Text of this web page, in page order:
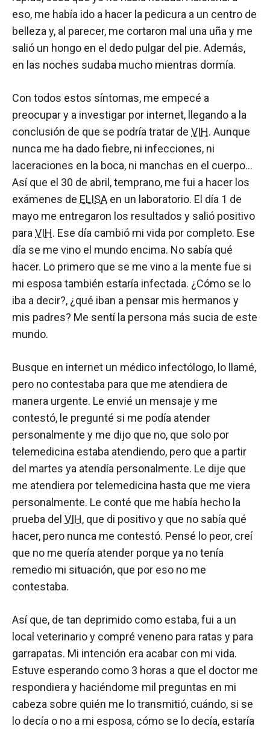
eso, me había ido a hacer la pedicura a un centro de
belleza y, al parecer, me cortaron mal una uña y me
salió un hongo en el dedo pulgar del pie. Además,
en las noches sudaba mucho mientras dormía.
Con todos estos síntomas, me empecé a
preocupar y a investigar por internet, llegando a la
conclusión de que se podría tratar de VIH. Aunque
nunca me ha dado fiebre, ni infecciones, ni
laceraciones en la boca, ni manchas en el cuerpo…
Así que el 30 de abril, temprano, me fui a hacer los
exámenes de ELISA en un laboratorio. El día 1 de
mayo me entregaron los resultados y salió positivo
para VIH. Ese día cambió mi vida por completo. Ese
día se me vino el mundo encima. No sabía qué
hacer. Lo primero que se me vino a la mente fue si
mi esposa también estaría infectada. ¿Cómo se lo
iba a decir?, ¿qué iban a pensar mis hermanos y
mis padres? Me sentí la persona más sucia de este
mundo.
Busque en internet un médico infectólogo, lo llamé,
pero no contestaba para que me atendiera de
manera urgente. Le envié un mensaje y me
contestó, le pregunté si me podía atender
personalmente y me dijo que no, que solo por
telemedicina estaba atendiendo, pero que a partir
del martes ya atendía personalmente. Le dije que
me atendiera por telemedicina hasta que me viera
personalmente. Le conté que me había hecho la
prueba del VIH, que di positivo y que no sabía qué
hacer, pero nunca me contestó. Pensé lo peor, creí
que no me quería atender porque ya no tenía
remedio mi situación, que por eso no me
contestaba.
Así que, de tan deprimido como estaba, fui a un
local veterinario y compré veneno para ratas y para
garrapatas. Mi intención era acabar con mi vida.
Estuve esperando como 3 horas a que el doctor me
respondiera y haciéndome mil preguntas en mi
cabeza sobre quién me lo transmitió, cuándo, si se
lo decía o no a mi esposa, cómo se lo decía, estaría